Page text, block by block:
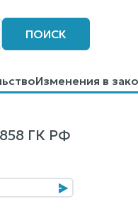
ПОИСК
Изменения в
ГК РФ